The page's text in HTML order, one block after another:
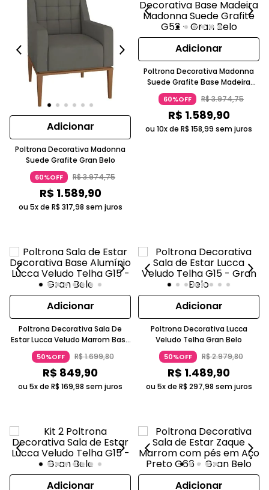
Adicionar
Poltrona Decorativa Madonna
Suede Grafite Gran Belo
60%OFF R$3.974,75
R$ 1.589,90
ou 5x de R$ 317,98 sem juros
Adicionar
Poltrona Decorativa Madonna
Suede Grafite Base Madeira
Gran Belo
60%OFF R$3.974,75
R$ 1.589,90
ou 10x de R$ 158,99 sem juros
Adicionar
Poltrona Decorativa Sala De
Estar Lucca Veludo Marrom Base
Alumínio Gran Belo
50%OFF R$1.699,80
R$ 849,90
ou 5x de R$ 169,98 sem juros
Adicionar
Poltrona Decorativa Lucca
Veludo Telha Gran Belo
50%OFF R$2.979,80
R$ 1.489,90
ou 5x de R$ 297,98 sem juros
Adicionar Adicionar